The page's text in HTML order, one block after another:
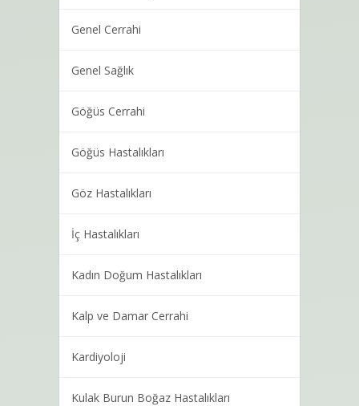
Genel Cerrahi
Genel Sağlık
Göğüs Cerrahi
Göğüs Hastalıkları
Göz Hastalıkları
İç Hastalıkları
Kadın Doğum Hastalıkları
Kalp ve Damar Cerrahi
Kardiyoloji
Kulak Burun Boğaz Hastalıkları